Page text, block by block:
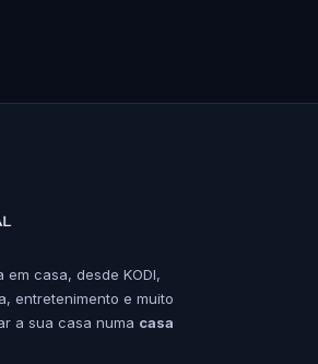
casa, desde KODI,
entretenimento e muito
a sua casa numa casa